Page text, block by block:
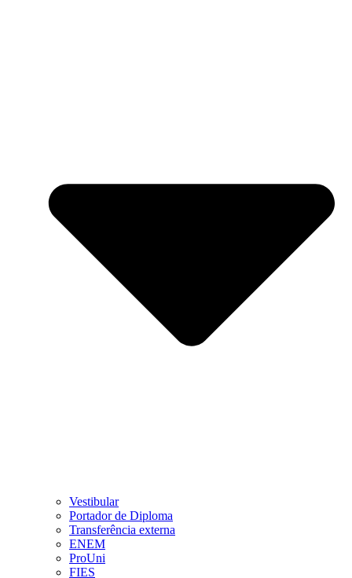
Vestibular
Portador de Diploma
Transferência externa
ENEM
ProUni
FIES